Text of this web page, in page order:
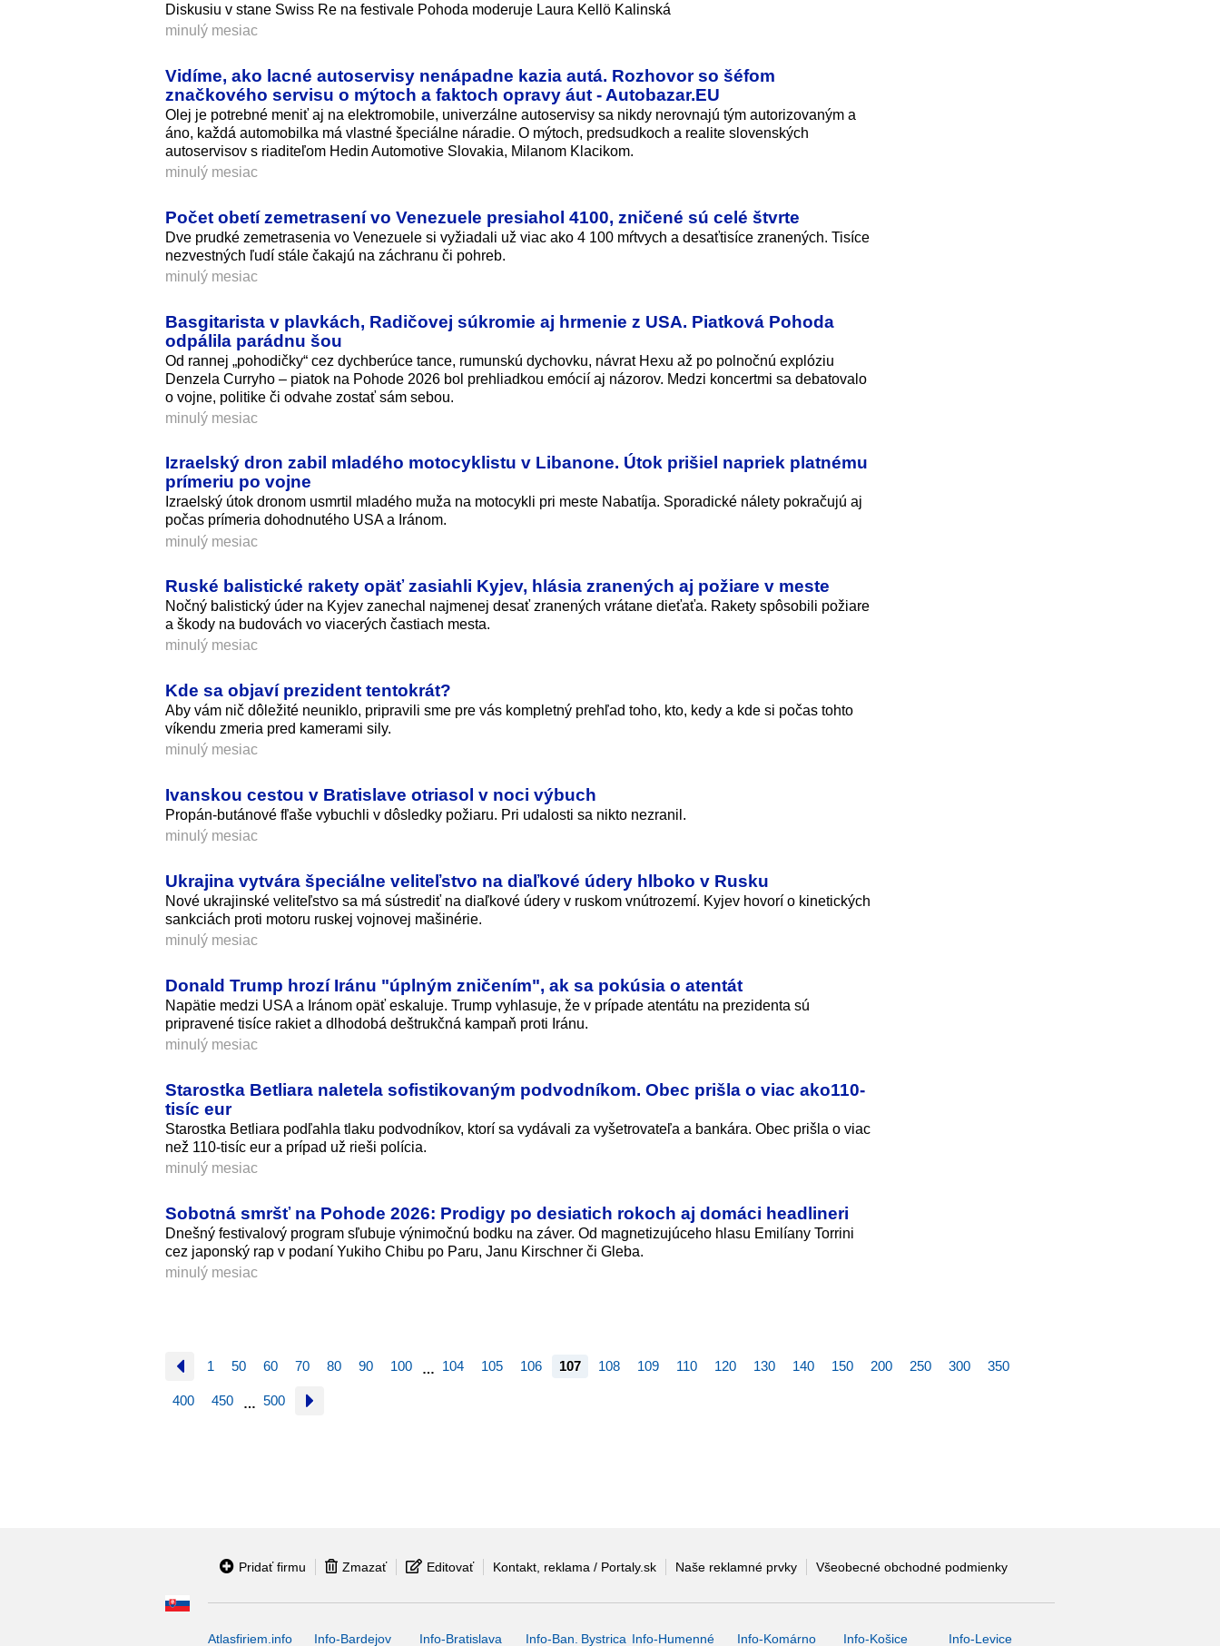
Diskusiu v stane Swiss Re na festivale Pohoda moderuje Laura Kellö Kalinská
minulý mesiac
Vidíme, ako lacné autoservisy nenápadne kazia autá. Rozhovor so šéfom
značkového servisu o mýtoch a faktoch opravy áut - Autobazar.EU
Olej je potrebné meniť aj na elektromobile, univerzálne autoservisy sa nikdy nerovnajú tým autorizovaným a
áno, každá automobilka má vlastné špeciálne náradie. O mýtoch, predsudkoch a realite slovenských
autoservisov s riaditeľom Hedin Automotive Slovakia, Milanom Klacikom.
minulý mesiac
Počet obetí zemetrasení vo Venezuele presiahol 4100, zničené sú celé štvrte
Dve prudké zemetrasenia vo Venezuele si vyžiadali už viac ako 4 100 mŕtvych a desaťtisíce zranených. Tisíce
nezvestných ľudí stále čakajú na záchranu či pohreb.
minulý mesiac
Basgitarista v plavkách, Radičovej súkromie aj hrmenie z USA. Piatková Pohoda
odpálila parádnu šou
Od rannej „pohodičky“ cez dychberúce tance, rumunskú dychovku, návrat Hexu až po polnočnú explóziu
Denzela Curryho – piatok na Pohode 2026 bol prehliadkou emócií aj názorov. Medzi koncertmi sa debatovalo
o vojne, politike či odvahe zostať sám sebou.
minulý mesiac
Izraelský dron zabil mladého motocyklistu v Libanone. Útok prišiel napriek platnému
prímeriu po vojne
Izraelský útok dronom usmrtil mladého muža na motocykli pri meste Nabatíja. Sporadické nálety pokračujú aj
počas prímeria dohodnutého USA a Iránom.
minulý mesiac
Ruské balistické rakety opäť zasiahli Kyjev, hlásia zranených aj požiare v meste
Nočný balistický úder na Kyjev zanechal najmenej desať zranených vrátane dieťaťa. Rakety spôsobili požiare
a škody na budovách vo viacerých častiach mesta.
minulý mesiac
Kde sa objaví prezident tentokrát?
Aby vám nič dôležité neuniklo, pripravili sme pre vás kompletný prehľad toho, kto, kedy a kde si počas tohto
víkendu zmeria pred kamerami sily.
minulý mesiac
Ivanskou cestou v Bratislave otriasol v noci výbuch
Propán-butánové fľaše vybuchli v dôsledky požiaru. Pri udalosti sa nikto nezranil.
minulý mesiac
Ukrajina vytvára špeciálne veliteľstvo na diaľkové údery hlboko v Rusku
Nové ukrajinské veliteľstvo sa má sústrediť na diaľkové údery v ruskom vnútrozemí. Kyjev hovorí o kinetických
sankciách proti motoru ruskej vojnovej mašinérie.
minulý mesiac
Donald Trump hrozí Iránu "úplným zničením", ak sa pokúsia o atentát
Napätie medzi USA a Iránom opäť eskaluje. Trump vyhlasuje, že v prípade atentátu na prezidenta sú
pripravené tisíce rakiet a dlhodobá deštrukčná kampaň proti Iránu.
minulý mesiac
Starostka Betliara naletela sofistikovaným podvodníkom. Obec prišla o viac ako110-
tisíc eur
Starostka Betliara podľahla tlaku podvodníkov, ktorí sa vydávali za vyšetrovateľa a bankára. Obec prišla o viac
než 110-tisíc eur a prípad už rieši polícia.
minulý mesiac
Sobotná smršť na Pohode 2026: Prodigy po desiatich rokoch aj domáci headlineri
Dnešný festivalový program sľubuje výnimočnú bodku na záver. Od magnetizujúceho hlasu Emilíany Torrini
cez japonský rap v podaní Yukiho Chibu po Paru, Janu Kirschner či Gleba.
minulý mesiac
1 50 60 70 80 90 100 … 104 105 106 107 108 109 110 120 130 140 150 200 250 300 350
400 450 … 500
Pridať firmu Zmazať Editovať Kontakt, reklama / Portaly.sk Naše reklamné prvky Všeobecné obchodné podmienky
Atlasfiriem.info Info-Bardejov Info-Bratislava Info-Ban. Bystrica Info-Humenné Info-Komárno Info-Košice Info-Levice